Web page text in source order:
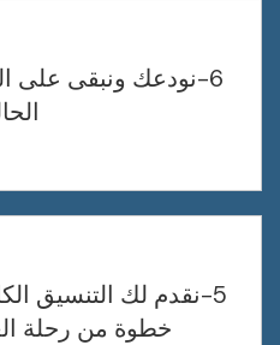
6-نودعك ونبقى على
5-نقدم لك التنسيق
خطوة من رحلة